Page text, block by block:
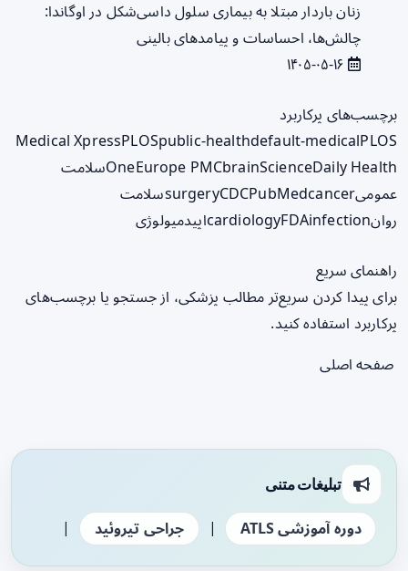
زنان باردار مبتلا به بیماری سلول داسی‌شکل در اوگاندا:
چالش‌ها، احساسات و پیامدهای بالینی
برچسب‌های پرکاربرد
Medical XpressPLOSpublic-healthdefault-medicalPLOS
OneEurope PMCbrainScienceDaily Health
سلامت
عمومی
surgeryCDCPubMedcancer
سلامت
روان
cardiologyFDAinfection اپیدمیولوژی
راهنمای سریع
برای پیدا کردن سریع‌تر مطالب پزشکی، از جستجو یا برچسب‌های
پرکاربرد استفاده کنید.
صفحه اصلی
تبلیغات متنی
دوره آموزشی ATLS | جراحی تیروئید |